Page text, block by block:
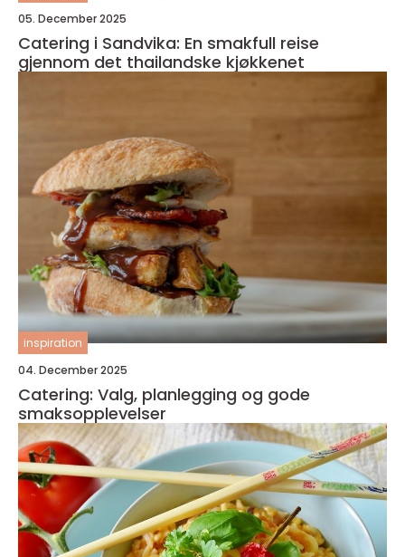
05. December 2025
Catering i Sandvika: En smakfull reise
gjennom det thailandske kjøkkenet
inspiration
04. December 2025
Catering: Valg, planlegging og gode
smaksopplevelser